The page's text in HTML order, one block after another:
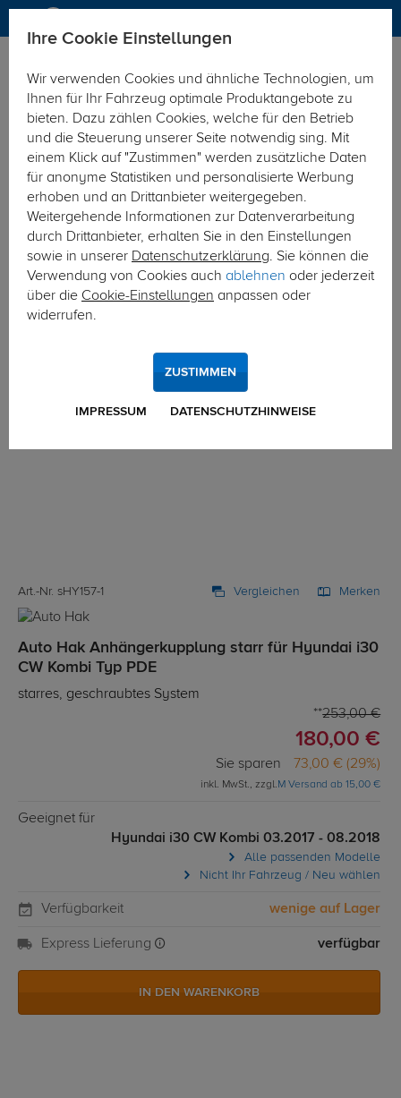
Hier geht's zur Fahrzeugübersicht: Hyundai i30 CW Kombi
Art.-Nr. sHY157-1 Vergleichen Merken
Auto Hak Anhängerkupplung starr für Hyundai i30
CW Kombi Typ PDE
starres, geschraubtes System
253,00 €
180,00 €
Sie sparen 73,00 € (29%)
inkl. MwSt., zzgl.M Versand ab 15,00 €
Geeignet für
Hyundai i30 CW Kombi 03.2017 - 08.2018
Alle passenden Modelle
Nicht Ihr Fahrzeug / Neu wählen
Verfügbarkeit wenige auf Lager
Express Lieferung verfügbar
IN DEN WARENKORB
Ihre Cookie Einstellungen
Wir verwenden Cookies und ähnliche Technologien, um
Ihnen für Ihr Fahrzeug optimale Produktangebote zu
bieten. Dazu zählen Cookies, welche für den Betrieb
und die Steuerung unserer Seite notwendig sing. Mit
einem Klick auf "Zustimmen" werden zusätzliche Daten
für anonyme Statistiken und personalisierte Werbung
erhoben und an Drittanbieter weitergegeben.
Weitergehende Informationen zur Datenverarbeitung
durch Drittanbieter, erhalten Sie in den Einstellungen
sowie in unserer Datenschutzerklärung. Sie können die
Verwendung von Cookies auch ablehnen oder jederzeit
über die Cookie-Einstellungen anpassen oder
widerrufen.
IMPRESSUM DATENSCHUTZHINWEISE
ZUSTIMMEN